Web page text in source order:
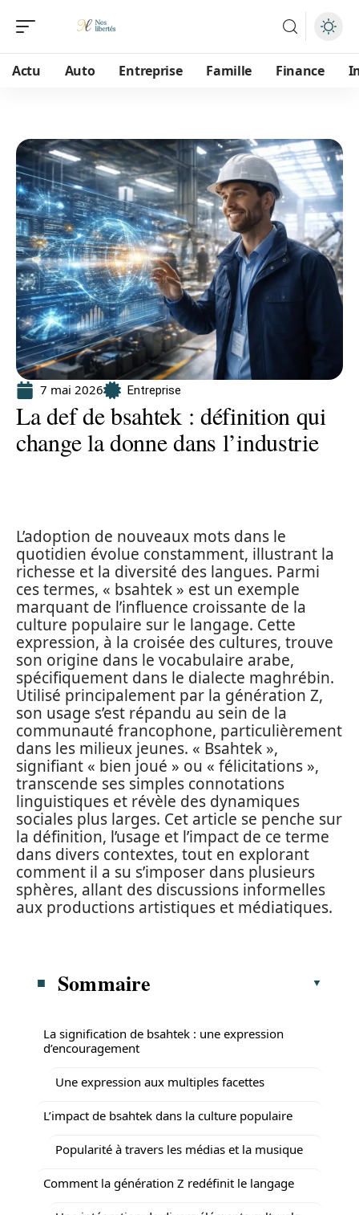
Actu Auto Entreprise Famille Finance
7 mai 2026 Entreprise
La def de bsahtek : définition qui
change la donne dans l’industrie
L’adoption de nouveaux mots dans le
quotidien évolue constamment, illustrant la
richesse et la diversité des langues. Parmi
ces termes, « bsahtek » est un exemple
marquant de l’influence croissante de la
culture populaire sur le langage. Cette
expression, à la croisée des cultures, trouve
son origine dans le vocabulaire arabe,
spécifiquement dans le dialecte maghrébin.
Utilisé principalement par la génération Z,
son usage s’est répandu au sein de la
communauté francophone, particulièrement
dans les milieux jeunes. « Bsahtek »,
signifiant « bien joué » ou « félicitations »,
transcende ses simples connotations
linguistiques et révèle des dynamiques
sociales plus larges. Cet article se penche sur
la définition, l’usage et l’impact de ce terme
dans divers contextes, tout en explorant
comment il a su s’imposer dans plusieurs
sphères, allant des discussions informelles
aux productions artistiques et médiatiques.
Sommaire
La signification de bsahtek : une expression
d’encouragement
Une expression aux multiples facettes
L’impact de bsahtek dans la culture populaire
Popularité à travers les médias et la musique
Comment la génération Z redéfinit le langage